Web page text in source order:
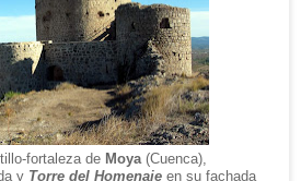
fortaleza de Moya (Cuenca),
y Torre del Homenajeen su fachada